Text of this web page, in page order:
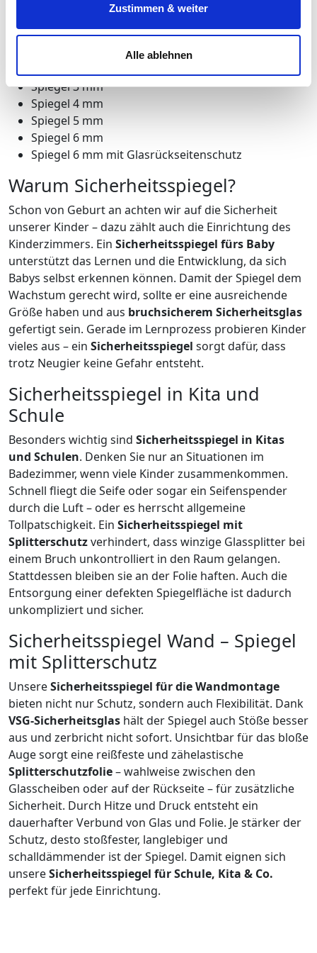
Sie in die Verarbeitung Ihrer personenbezogenen Daten
zu den genannten Zwecken ein.
unter "Cookies" Ihre getroffene Auswahl anpassen. Durch
den Widerruf der Einwilligung wird die vorherige
Verarbeitung nicht berührt.
Zustimmen & weiter
Alle ablehnen
schnell passiert ein Missgeschick und ein
herkömmlicher Spiegel bricht. Wir von Spiegel-
Deutschland bietenSicherheitsspiegelzur
individuellen Gestaltung in folgenden Stärken:
Spiegel 3 mm
Spiegel 4 mm
Spiegel 5 mm
Spiegel 6 mm
Spiegel 6 mm mit Glasrückseitenschutz
Warum Sicherheitsspiegel?
Schon von Geburt an achten wir auf die Sicherheit
unserer Kinder – dazu zählt auch die Einrichtung des
Kinderzimmers. Ein Sicherheitsspiegel fürs Baby
unterstützt das Lernen und die Entwicklung, da sich
Babys selbst erkennen können. Damit der Spiegel dem
Wachstum gerecht wird, sollte er eine ausreichende
Größe haben und aus bruchsicherem Sicherheitsglas
gefertigt sein. Gerade im Lernprozess probieren Kinder
vieles aus – ein Sicherheitsspiegel sorgt dafür, dass
trotz Neugier keine Gefahr entsteht.
Sicherheitsspiegel in Kita und
Schule
Besonders wichtig sind Sicherheitsspiegel in Kitas
und Schulen. Denken Sie nur an Situationen im
Badezimmer, wenn viele Kinder zusammenkommen.
Schnell fliegt die Seife oder sogar ein Seifenspender
durch die Luft – oder es herrscht allgemeine
Tollpatschigkeit. Ein Sicherheitsspiegel mit
Splitterschutzverhindert, dass winzige Glassplitter bei
einem Bruch unkontrolliert in den Raum gelangen.
Stattdessen bleiben sie an der Folie haften. Auch die
Entsorgung einer defekten Spiegelfläche ist dadurch
unkompliziert und sicher.
Sicherheitsspiegel Wand – Spiegel
mit Splitterschutz
UnsereSicherheitsspiegel für die Wandmontage
bieten nicht nur Schutz, sondern auch Flexibilität. Dank
VSG-Sicherheitsglas hält der Spiegel auch Stöße besser
aus und zerbricht nicht sofort. Unsichtbar für das bloße
Auge sorgt eine reißfeste und zähelastische
Splitterschutzfolie– wahlweise zwischen den
Glasscheiben oder auf der Rückseite – für zusätzliche
Sicherheit. Durch Hitze und Druck entsteht ein
dauerhafter Verbund von Glas und Folie. Je stärker der
Schutz, desto stoßfester, langlebiger und
schalldämmender ist der Spiegel. Damit eignen sich
unsereSicherheitsspiegel für Schule, Kita & Co.
perfekt für jede Einrichtung.